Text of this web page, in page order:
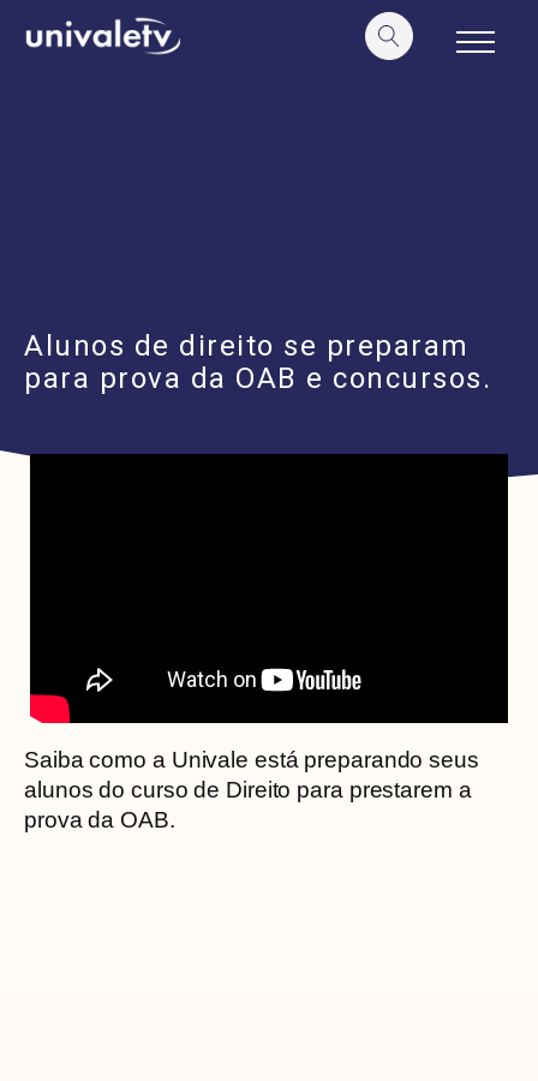
conteúdo
Alunos de direito se preparam
para prova da OAB e concursos.
Saiba como a Univale está preparando seus
alunos do curso de Direito para prestarem a
prova da OAB.